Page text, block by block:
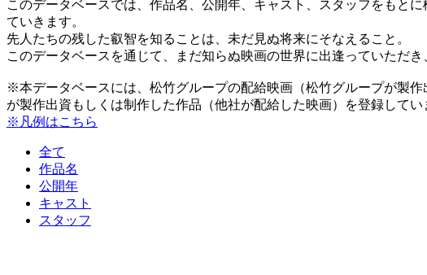
このデータベースでは、作品名、公開年、キャスト、スタッフをもと
ていきます。
先人たちの残した叡智を知ることは、未だ見ぬ将来にそなえること。
このデータベースを通じて、まだ知らぬ映画の世界に出逢っていただ
※本データベースには、松竹グループの配給映画（松竹グループが製
が製作出資もしくは制作した作品（他社が配給した映画）を登録してい
※凡例はこちら
全て
作品名
公開年
キャスト
スタッフ